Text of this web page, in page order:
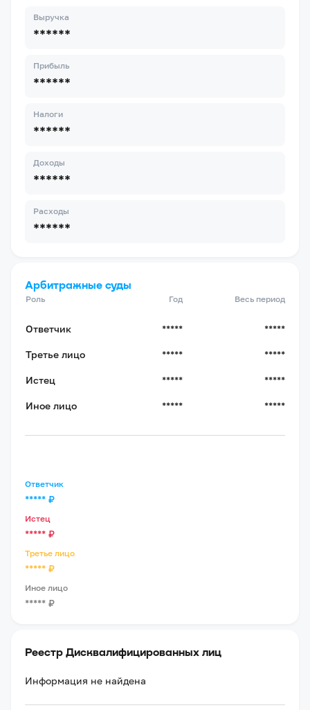
Выручка
******
Прибыль
******
Налоги
******
Доходы
******
Расходы
******
Арбитражные суды
Роль Год Весь период
Ответчик ***** *****
Третье лицо ***** *****
Истец ***** *****
Иное лицо ***** *****
Ответчик
***** ₽
Истец
***** ₽
Третье лицо
***** ₽
Иное лицо
***** ₽
Реестр Дисквалифицированных лиц
Информация не найдена